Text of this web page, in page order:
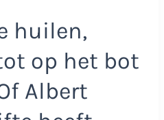
huilen,
op het bot
Albert